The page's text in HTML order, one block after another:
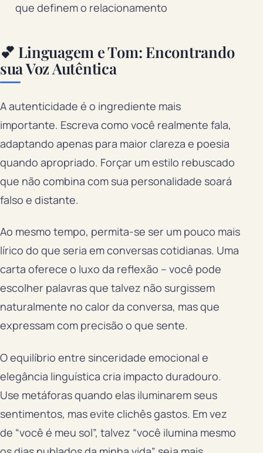
que definem o relacionamento
💕 Linguagem e Tom: Encontrando
sua Voz Autêntica
A autenticidade é o ingrediente mais
importante. Escreva como você realmente fala,
adaptando apenas para maior clareza e poesia
quando apropriado. Forçar um estilo rebuscado
que não combina com sua personalidade soará
falso e distante.
Ao mesmo tempo, permita-se ser um pouco mais
lírico do que seria em conversas cotidianas. Uma
carta oferece o luxo da reflexão – você pode
escolher palavras que talvez não surgissem
naturalmente no calor da conversa, mas que
expressam com precisão o que sente.
O equilíbrio entre sinceridade emocional e
elegância linguística cria impacto duradouro.
Use metáforas quando elas iluminarem seus
sentimentos, mas evite clichês gastos. Em vez
de “você é meu sol”, talvez “você ilumina mesmo